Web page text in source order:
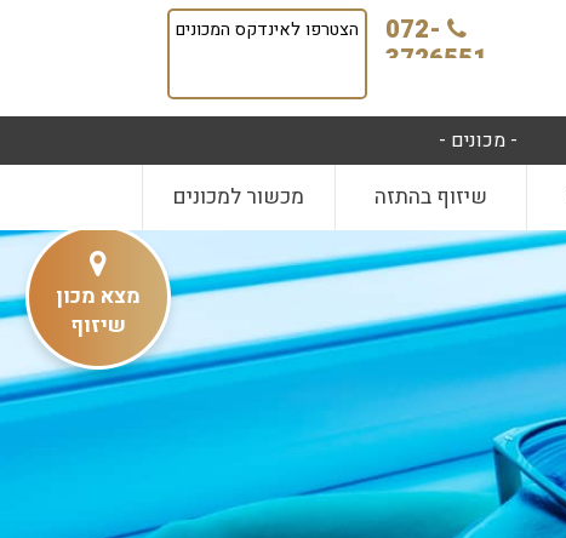
072-
3726551
הצטרפו לאינדקס המכונים
- מכונים -
שיזוף בהתזה מכשור למכונים
מצא מכון
שיזוף